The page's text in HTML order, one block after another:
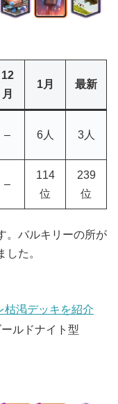
12
月
1月 最新
– 6人 3人
–
114
位
239
位
。バルキリーの所が
た。
枯渇デッキを紹介
ルドナイト型